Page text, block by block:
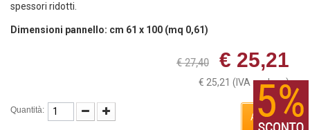
spessori ridotti.
Dimensioni pannello: cm 61 x 100 (mq 0,61)
€ 25,21
€ 27,40
€ 25,21 (IVA esclusa)
Quantità:
ACQUISTA